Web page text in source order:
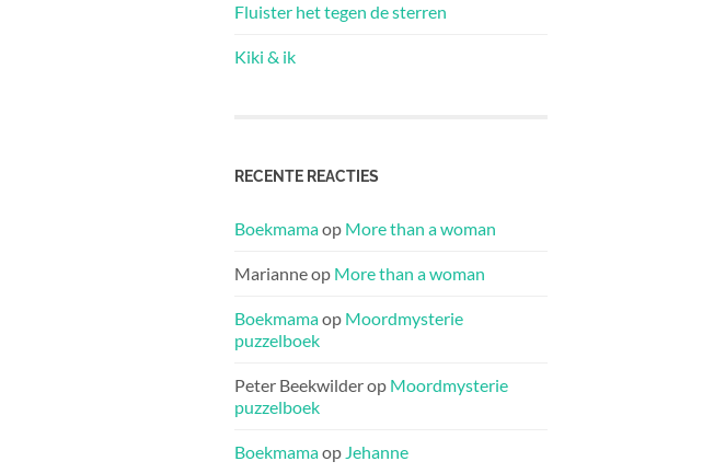
Fluister het tegen de sterren
Kiki & ik
RECENTE REACTIES
Boekmamaop More than a woman
Marianneop More than a woman
Boekmamaop Moordmysterie
puzzelboek
Peter Beekwilderop Moordmysterie
puzzelboek
Boekmamaop Jehanne